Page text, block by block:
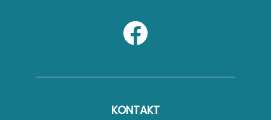
KONTAKT